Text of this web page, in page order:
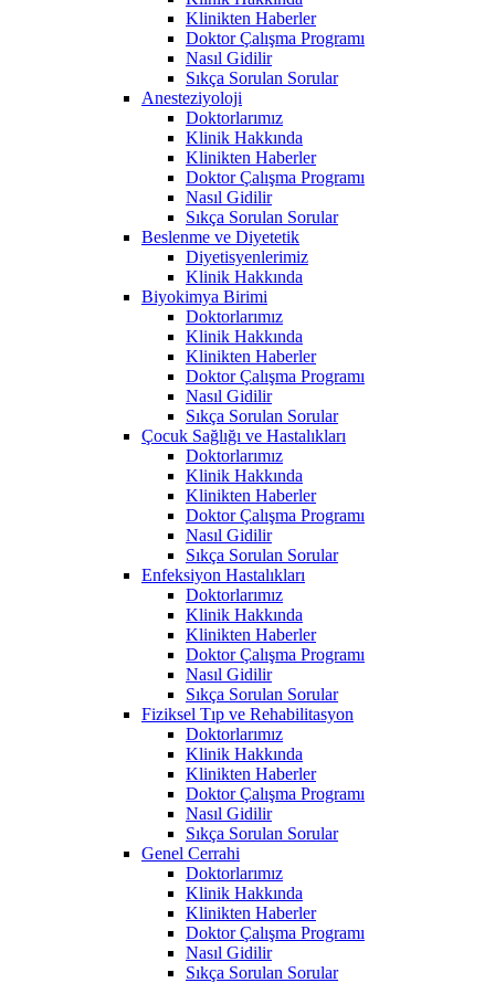
Klinikten Haberler
Doktor Çalışma Programı
Nasıl Gidilir
Sıkça Sorulan Sorular
Anesteziyoloji
Doktorlarımız
Klinik Hakkında
Klinikten Haberler
Doktor Çalışma Programı
Nasıl Gidilir
Sıkça Sorulan Sorular
Beslenme ve Diyetetik
Diyetisyenlerimiz
Klinik Hakkında
Biyokimya Birimi
Doktorlarımız
Klinik Hakkında
Klinikten Haberler
Doktor Çalışma Programı
Nasıl Gidilir
Sıkça Sorulan Sorular
Çocuk Sağlığı ve Hastalıkları
Doktorlarımız
Klinik Hakkında
Klinikten Haberler
Doktor Çalışma Programı
Nasıl Gidilir
Sıkça Sorulan Sorular
Enfeksiyon Hastalıkları
Doktorlarımız
Klinik Hakkında
Klinikten Haberler
Doktor Çalışma Programı
Nasıl Gidilir
Sıkça Sorulan Sorular
Fiziksel Tıp ve Rehabilitasyon
Doktorlarımız
Klinik Hakkında
Klinikten Haberler
Doktor Çalışma Programı
Nasıl Gidilir
Sıkça Sorulan Sorular
Genel Cerrahi
Doktorlarımız
Klinik Hakkında
Klinikten Haberler
Doktor Çalışma Programı
Nasıl Gidilir
Sıkça Sorulan Sorular